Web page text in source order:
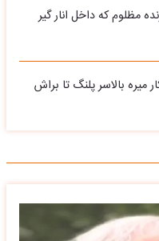
که داخل انار گیر
بالاسر پلنگ تا براش